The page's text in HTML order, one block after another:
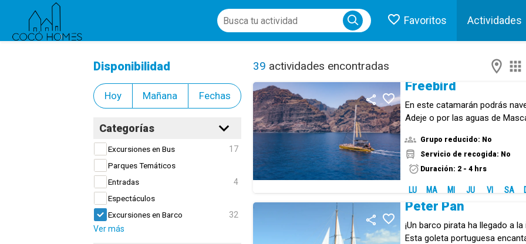
Favoritos Actividades
Excursiones en Barco
Disponibilidad
Hoy Mañana Fechas
Categorías
Excursiones en Bus
17
Parques Temáticos
Entradas
4
Espectáculos
Excursiones en Barco
32
Ver más
Close menu
39 actividades encontradas
Freebird
En este catamarán podrás
Adeje o por las aguas de
Grupo reducido: No
Servicio de recogida: No
Duración: 2 - 4 hrs
LU MA MI JU VI SA
Peter Pan
¡Un barco pirata ha llegado a
Esta goleta portuguesa